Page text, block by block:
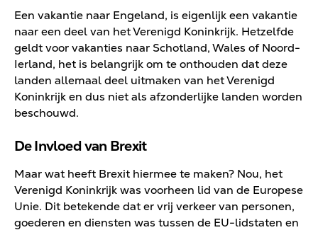
Een vakantie naar Engeland, is eigenlijk een vakantie
naar een deel van het Verenigd Koninkrijk. Hetzelfde
geldt voor vakanties naar Schotland, Wales of Noord-
Ierland, het is belangrijk om te onthouden dat deze
landen allemaal deel uitmaken van het Verenigd
Koninkrijk en dus niet als afzonderlijke landen worden
beschouwd.
De Invloed van Brexit
Maar wat heeft Brexit hiermee te maken? Nou, het
Verenigd Koninkrijk was voorheen lid van de Europese
Unie. Dit betekende dat er vrij verkeer van personen,
goederen en diensten was tussen de EU-lidstaten en